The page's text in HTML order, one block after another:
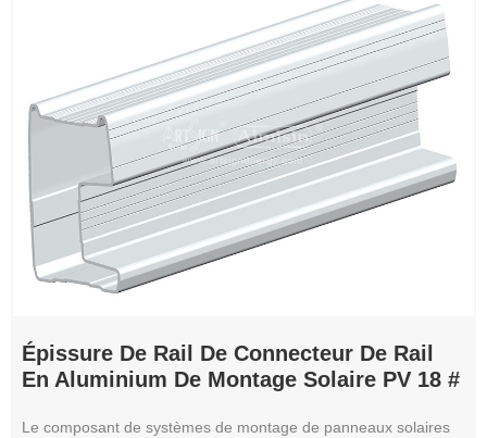
Épissure De Rail De Connecteur De Rail
En Aluminium De Montage Solaire PV 18 #
Le composant de systèmes de montage de panneaux solaires